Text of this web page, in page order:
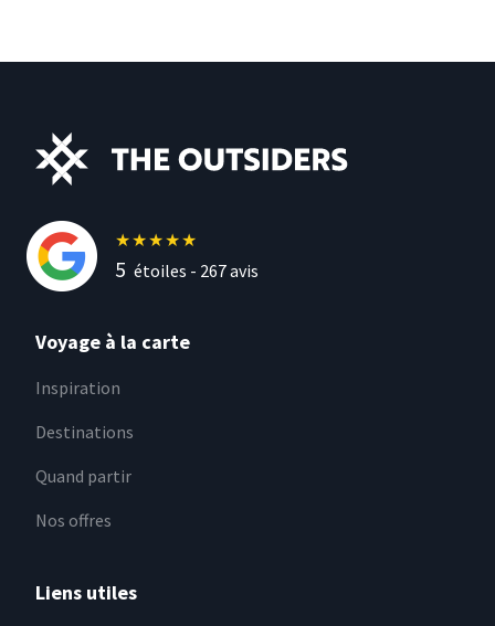
★★★★★
5 étoiles - 267avis
Voyage à la carte
Inspiration
Destinations
Quand partir
Nos offres
Liens utiles